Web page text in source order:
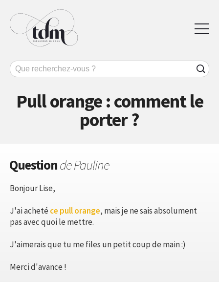
Pull orange : comment le
porter ?
Questionde Pauline
Bonjour Lise,
J'ai achetéce pull orange, mais je ne sais absolument
pas avec quoi le mettre.
J'aimerais que tu me files un petit coup de main :)
Merci d'avance !